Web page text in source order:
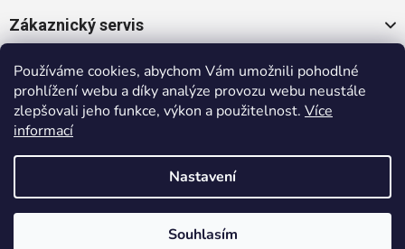
Používáme cookies, abychom Vám umožnili pohodlné
prohlížení webu a díky analýze provozu webu neustále
zlepšovali jeho funkce, výkon a použitelnost. Více
informací
Nastavení
Souhlasím
Zákaznický servis
Oblíbené kategorie
Populární značky
Shoptet | mime digital
Copyright 2026Trendybaby.cz. Všechna práva vyhrazena.